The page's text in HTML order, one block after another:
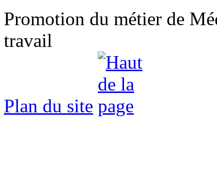
Promotion du métier de
travail
Plan du site